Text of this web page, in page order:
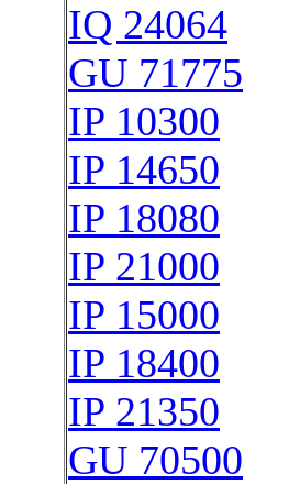
IQ 24064
GU 71775
IP 10300
IP 14650
IP 18080
IP 21000
IP 15000
IP 18400
IP 21350
GU 70500